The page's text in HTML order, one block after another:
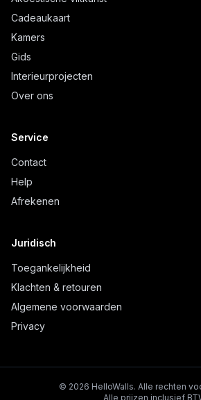
Cadeaukaart
Kamers
Gids
Interieurprojecten
Over ons
Service
Contact
Help
Afrekenen
Juridisch
Toegankelijkheid
Klachten & retouren
Algemene voorwaarden
Privacy
© 2026 HelloWalls. Alle rechten
Alle prijzen inclusief